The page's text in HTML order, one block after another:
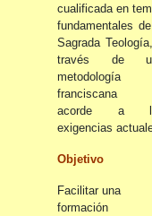
cualificada en
fundamentales
Sagrada
través de
metodología
acorde a
exigencias
Objetivo
Facilitar una
formación